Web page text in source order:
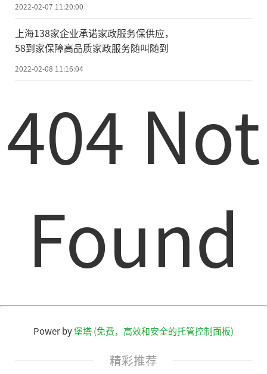
2022-02-07 11:20:00
上海138家企业承诺家政服务保供应，
58到家保障高品质家政服务随叫随到
2022-02-08 11:16:04
404 Not
Found
Power by堡塔 (免费，高效和安全的托管控制面板)
精彩推荐